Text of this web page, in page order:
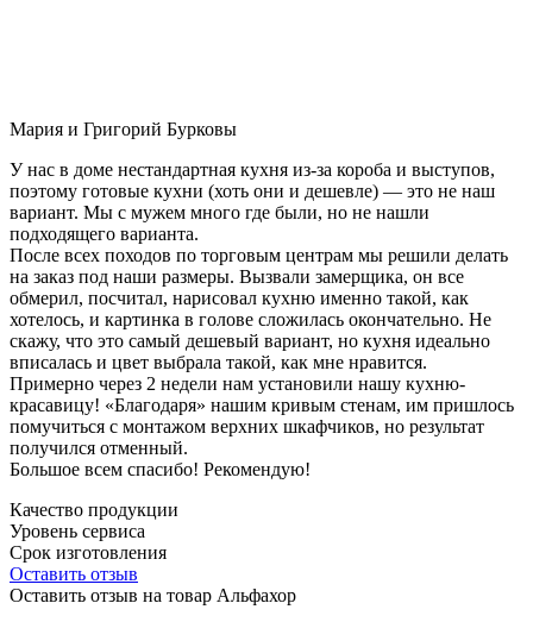
Мария и Григорий Бурковы
У нас в доме нестандартная кухня из-за короба и выступов,
поэтому готовые кухни (хоть они и дешевле) — это не наш
вариант. Мы с мужем много где были, но не нашли
подходящего варианта.
После всех походов по торговым центрам мы решили делать
на заказ под наши размеры. Вызвали замерщика, он все
обмерил, посчитал, нарисовал кухню именно такой, как
хотелось, и картинка в голове сложилась окончательно. Не
скажу, что это самый дешевый вариант, но кухня идеально
вписалась и цвет выбрала такой, как мне нравится.
Примерно через 2 недели нам установили нашу кухню-
красавицу! «Благодаря» нашим кривым стенам, им пришлось
помучиться с монтажом верхних шкафчиков, но результат
получился отменный.
Большое всем спасибо! Рекомендую!
Качество продукции
Уровень сервиса
Срок изготовления
Оставить отзыв
Оставить отзыв на товар Альфахор